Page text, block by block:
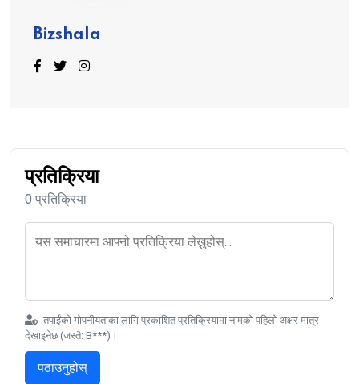
Bizshala
प्रतिक्रिया
0 प्रतिक्रिया
तपाईंको गोपनीयताका लागि प्रकाशित प्रतिक्रियामा नामको पहिलो अक्षर मात्र
देखाइनेछ (जस्तै: B***)।
पठाउनुहोस्